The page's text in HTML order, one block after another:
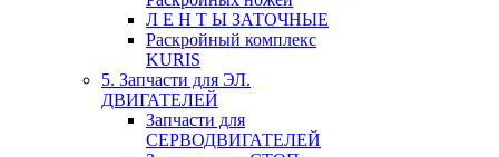
Л Е Н Т Ы ЗАТОЧНЫЕ
Раскройный комплекс
KURIS
5. Запчасти для ЭЛ.
ДВИГАТЕЛЕЙ
Запчасти для
СЕРВОДВИГАТЕЛЕЙ